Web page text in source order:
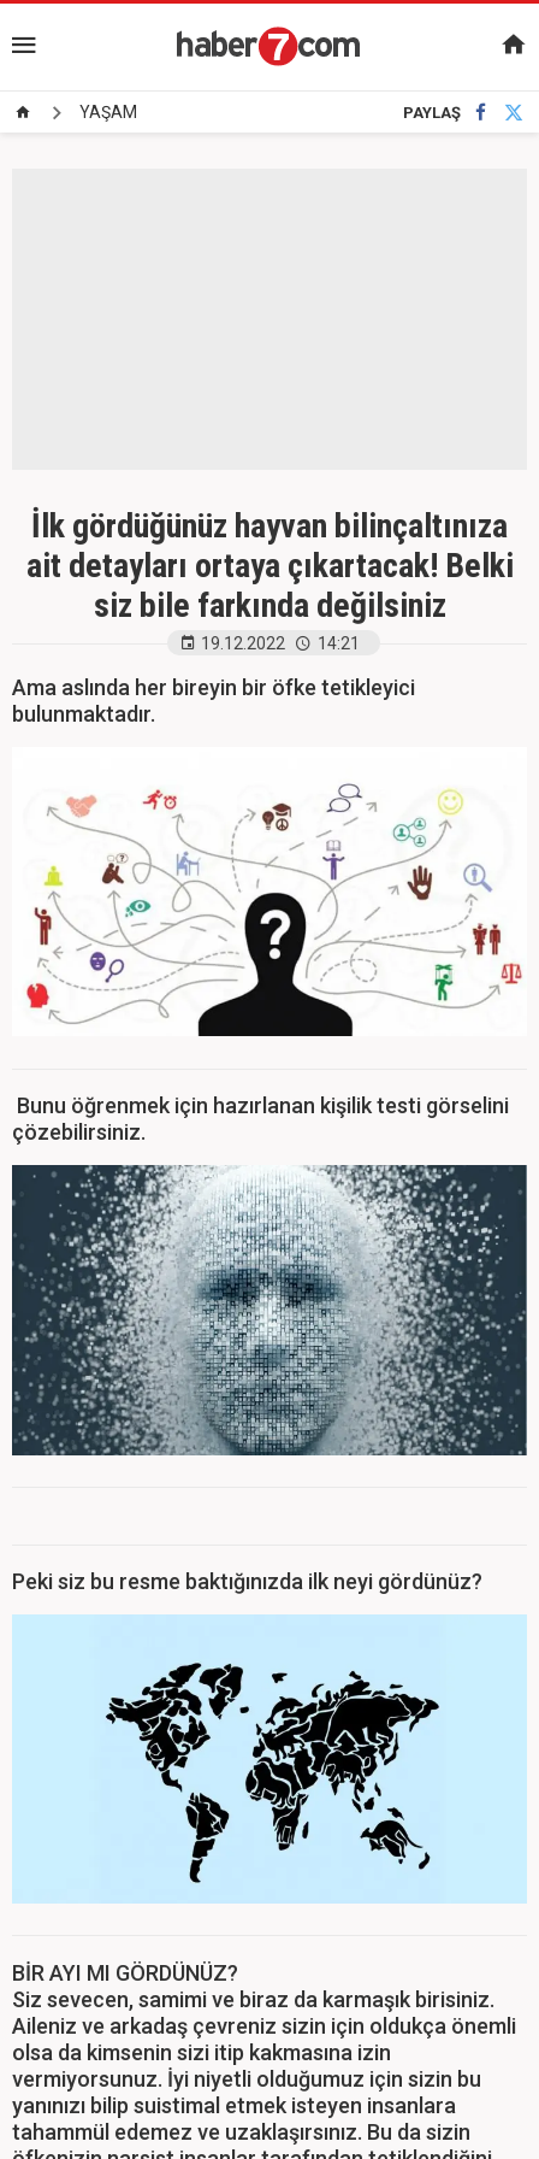
YAŞAM PAYLAŞ
İlk gördüğünüz hayvan bilinçaltınıza
ait detayları ortaya çıkartacak! Belki
siz bile farkında değilsiniz
19.12.2022 14:21
Ama aslında her bireyin bir öfke tetikleyici
bulunmaktadır.
Bunu öğrenmek için hazırlanan kişilik testi görselini
çözebilirsiniz.
Peki siz bu resme baktığınızda ilk neyi gördünüz?
BİR AYI MI GÖRDÜNÜZ?
Siz sevecen, samimi ve biraz da karmaşık birisiniz.
Aileniz ve arkadaş çevreniz sizin için oldukça önemli
olsa da kimsenin sizi itip kakmasına izin
vermiyorsunuz. İyi niyetli olduğumuz için sizin bu
yanınızı bilip suistimal etmek isteyen insanlara
tahammül edemez ve uzaklaşırsınız. Bu da sizin